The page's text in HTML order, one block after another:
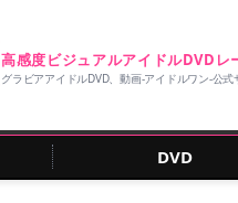
高感度ビジュアルアイドルDVDレ
グラビアアイドルDVD、動画‐アイドルワン‐公式
DVD